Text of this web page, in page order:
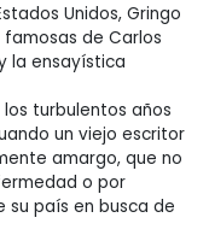
Unidos, Gringo
de Carlos
la ensayística
los turbulentos años
un viejo escritor
amargo, que no
o por
país en busca de